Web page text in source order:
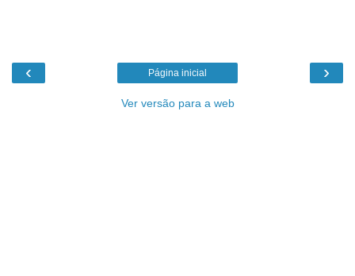
‹ ›
Página inicial
Ver versão para a web